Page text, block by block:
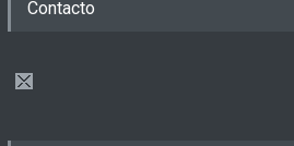
Contacto